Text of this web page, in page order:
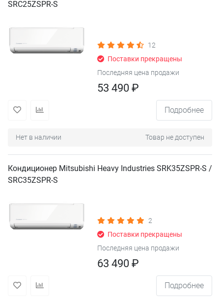
SRC25ZSPR-S
12
Поставки прекращены
Последняя цена продажи
53 490 ₽
Подробнее
Нет в наличии Товар не доступен
Кондиционер Mitsubishi Heavy Industries SRK35ZSPR-S /
SRC35ZSPR-S
2
Поставки прекращены
Последняя цена продажи
63 490 ₽
Подробнее